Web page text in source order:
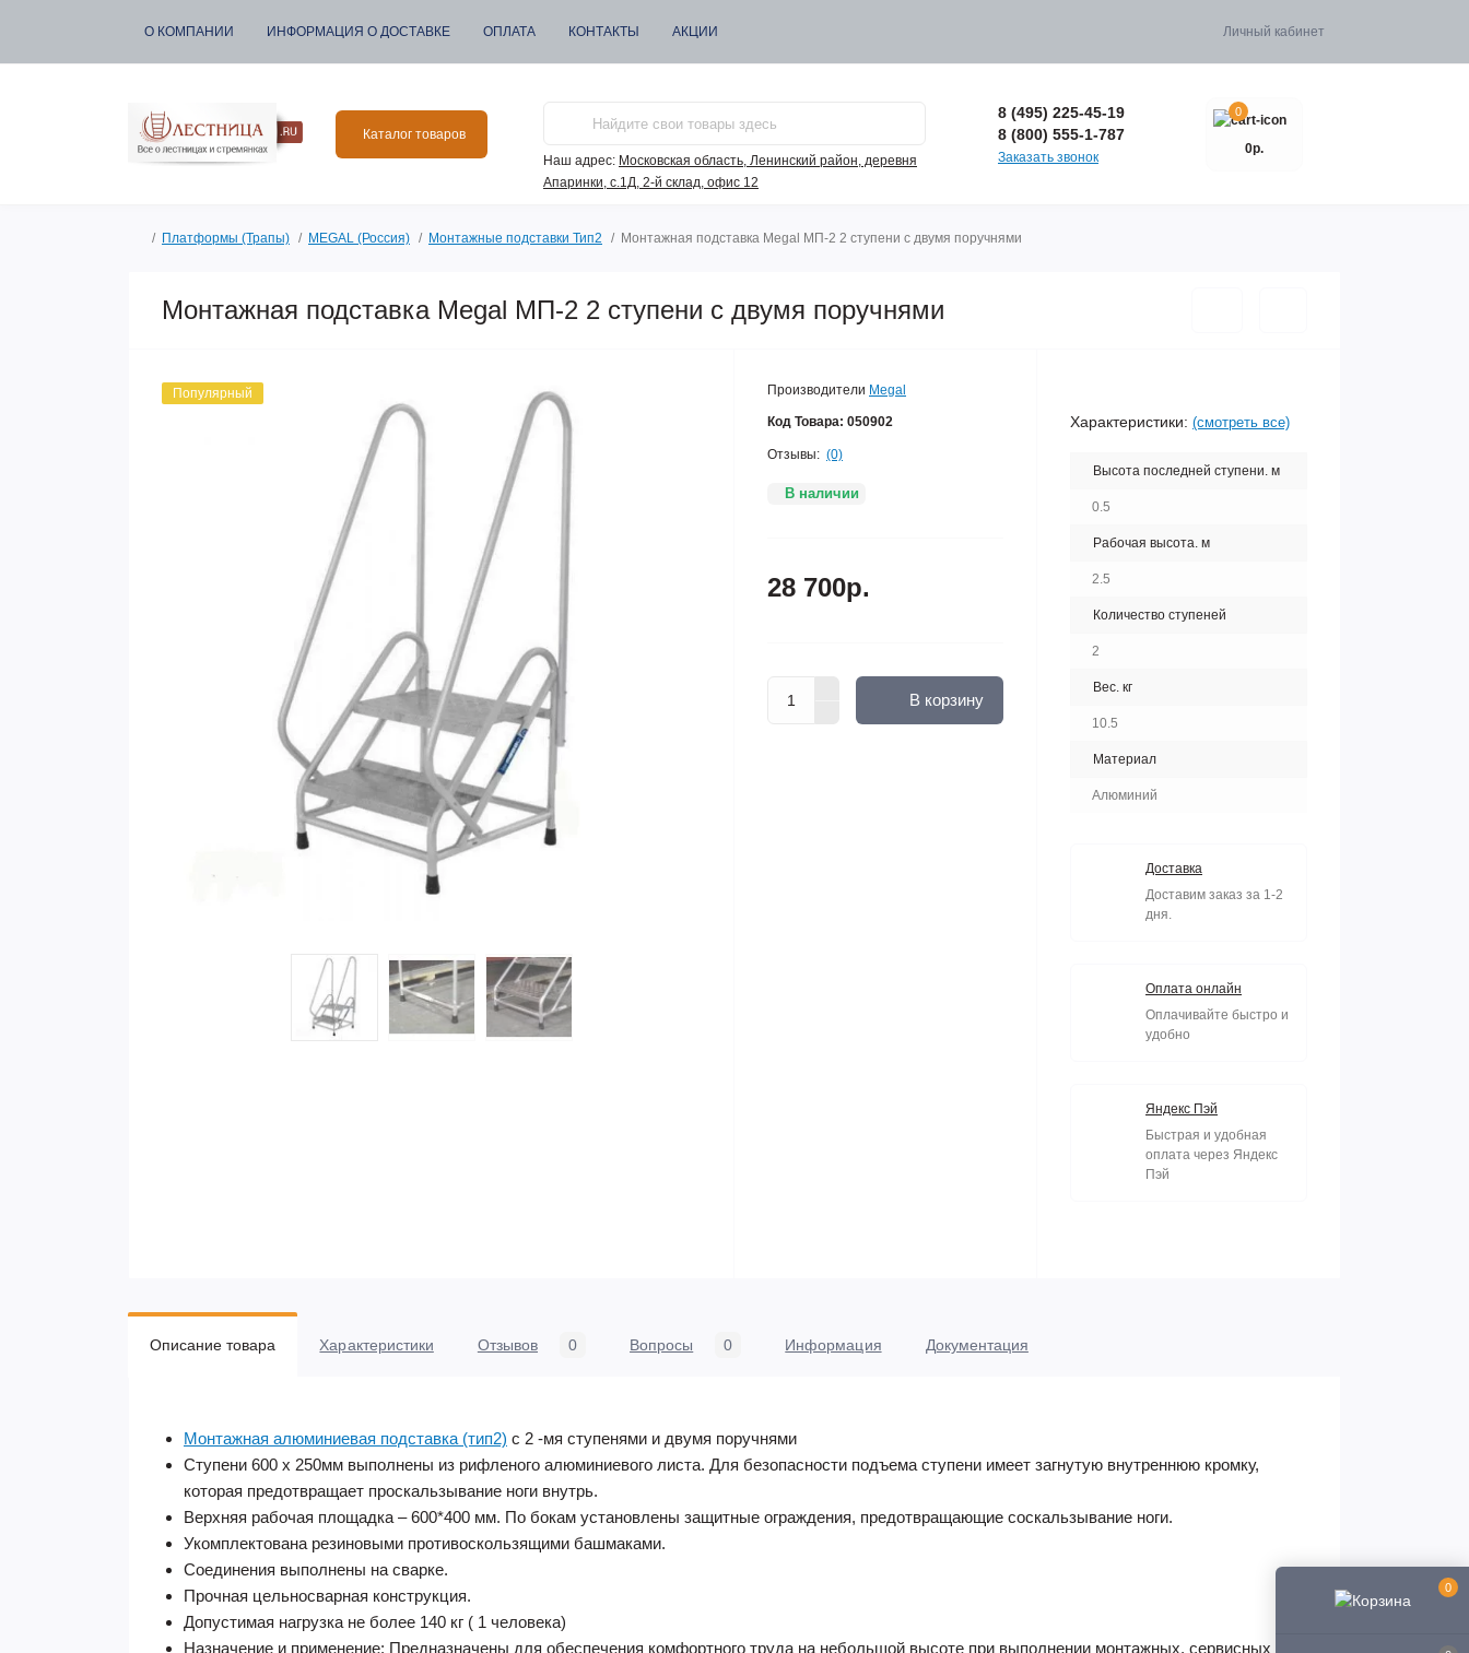
0
О КОМПАНИИ ИНФОРМАЦИЯ О ДОСТАВКЕ ОПЛАТА КОНТАКТЫ АКЦИИ Личный кабинет
Каталог товаров
Наш адрес: Московская область, Ленинский район, деревня
Апаринки, с.1Д, 2-й склад, офис 12
8 (495) 225-45-19
8 (800) 555-1-787
Заказать звонок
0
0р.
Платформы (Трапы) MEGAL (Россия) Монтажные подставки Тип2 Монтажная подставка Megal МП-2 2 ступени с двумя поручнями
Монтажная подставка Megal МП-2 2 ступени с двумя поручнями
Популярный Производители Megal
Код Товара: 050902
Отзывы: (0)
В наличии
28 700р.
В корзину
Характеристики: (смотреть все)
Высота последней ступени. м
0.5
Рабочая высота. м
2.5
Количество ступеней
2
Вес. кг
10.5
Материал
Алюминий
Доставка
Доставим заказ за 1-2
дня.
Оплата онлайн
Оплачивайте быстро и
удобно
Яндекс Пэй
Быстрая и удобная
оплата через Яндекс
Пэй
Описание товара Характеристики Отзывов 0 Вопросы 0 Информация Документация
Монтажная алюминиевая подставка (тип2) c 2 -мя ступенями и двумя поручнями
Ступени 600 х 250мм выполнены из рифленого алюминиевого листа. Для безопасности подъема ступени имеет загнутую внутреннюю кромку,
которая предотвращает проскальзывание ноги внутрь.
Верхняя рабочая площадка – 600*400 мм. По бокам установлены защитные ограждения, предотвращающие соскальзывание ноги.
Укомплектована резиновыми противоскользящими башмаками.
Соединения выполнены на сварке.
Прочная цельносварная конструкция.
Допустимая нагрузка не более 140 кг ( 1 человека)
Назначение и применение: Предназначены для обеспечения комфортного труда на небольшой высоте при выполнении монтажных, сервисных и